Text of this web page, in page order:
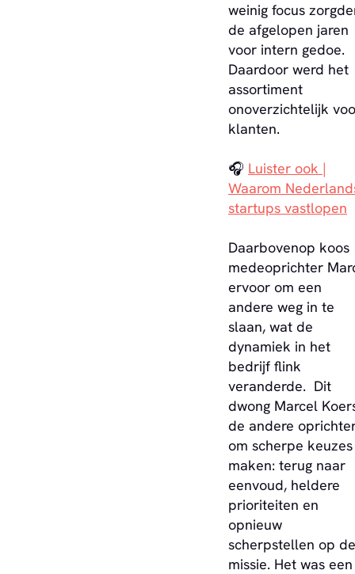
weinig focus
de afgelopen jaren
voor intern gedoe.
Daardoor werd het
assortiment
onoverzichtelijk
klanten.
🎧 Luister ook |
Waarom
startups vastlopen
Daarbovenop koos
medeoprichter
ervoor om een
andere weg in te
slaan, wat de
dynamiek in het
bedrijf flink
veranderde. Dit
dwong Marcel
de andere
om scherpe
maken: terug naar
eenvoud, heldere
prioriteiten en
opnieuw
scherpstellen op de
missie. Het was een